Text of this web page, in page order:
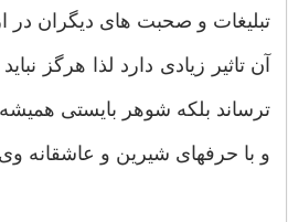
تبلیغات و صحبت های دیگران در
آن تاثیر زیادی دارد لذا هرگز
ترساند بلکه شوهر بایستی
و با حرفهای شیرین و عاشقانه وی